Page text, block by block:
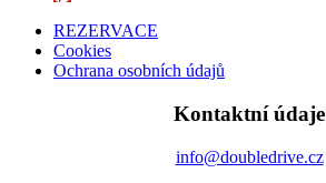
REZERVACE
Cookies
Ochrana osobních údajů
Kontaktní údaje
info@doubledrive.cz